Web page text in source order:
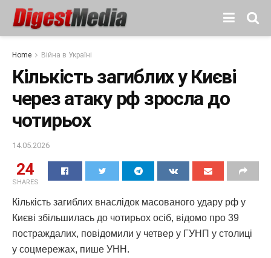
Home Війна в Україні
Кількість загиблих у Києві
через атаку рф зросла до
чотирьох
14.05.2026
24
SHARES
Кількість загиблих внаслідок масованого удару рф у
Києві збільшилась до чотирьох осіб, відомо про 39
постраждалих, повідомили у четвер у ГУНП у столиці
у соцмережах, пише УНН.